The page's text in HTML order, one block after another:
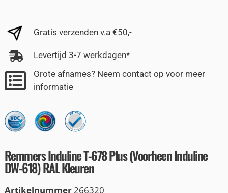
Gratis verzenden v.a €50,-
Levertijd 3-7 werkdagen*
Grote afnames? Neem contact op voor meer
informatie
Remmers Induline T-678 Plus (Voorheen Induline
DW-618) RAL Kleuren
Artikelnummer266320